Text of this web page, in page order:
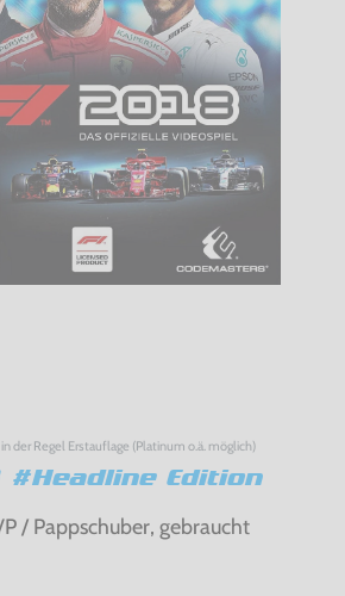
der Regel Erstauflage (Platinum o.ä. möglich)
#Headline Edition
/ Pappschuber, gebraucht